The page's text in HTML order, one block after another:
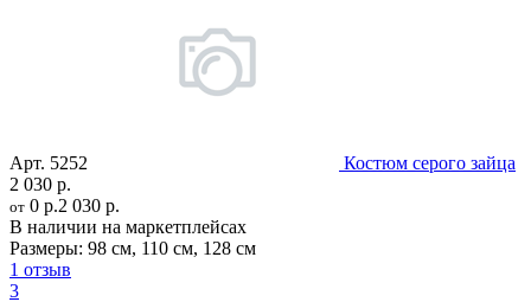
Арт. 5252
Костюм серого зайца
2 030 р.
от 0 р.2 030 р.
В наличии на маркетплейсах
Размеры: 98 см, 110 см, 128 см
1 отзыв
3